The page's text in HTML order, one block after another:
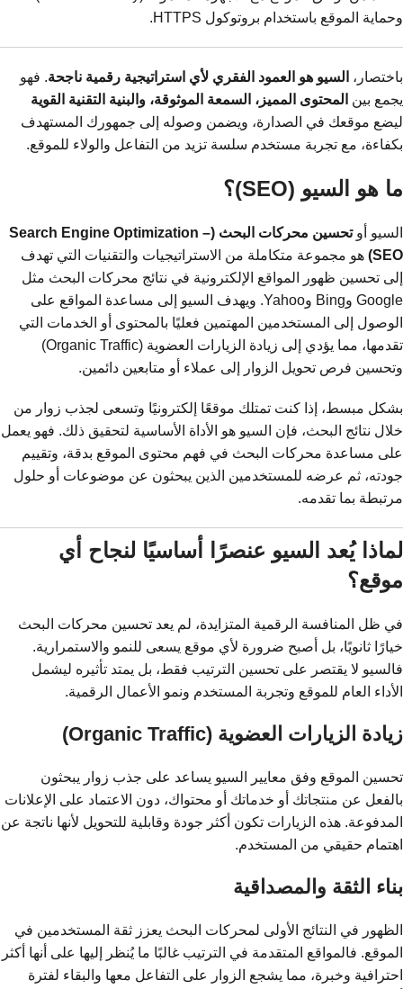
وحماية الموقع باستخدام بروتوكول HTTPS.
باختصار، السيو هو العمود الفقري لأي استراتيجية رقمية ناجحة. فهو
يجمع بين المحتوى المميز، السمعة الموثوقة، والبنية التقنية القوية
ليضع موقعك في الصدارة، ويضمن وصوله إلى جمهورك المستهدف
بكفاءة، مع تجربة مستخدم سلسة تزيد من التفاعل والولاء للموقع.
ما هو السيو (SEO)؟
السيو أو
تحسين محركات البحث (Search Engine Optimization –
SEO) هو مجموعة متكاملة من الاستراتيجيات والتقنيات التي تهدف
إلى تحسين ظهور المواقع الإلكترونية في نتائج محركات البحث مثل
Google وBing وYahoo. ويهدف السيو إلى مساعدة المواقع على
الوصول إلى المستخدمين المهتمين فعليًا بالمحتوى أو الخدمات التي
تقدمها، مما يؤدي إلى زيادة الزيارات العضوية (Organic Traffic)
وتحسين فرص تحويل الزوار إلى عملاء أو متابعين دائمين.
بشكل مبسط، إذا كنت تمتلك موقعًا إلكترونيًا وتسعى لجذب زوار من
خلال نتائج البحث، فإن السيو هو الأداة الأساسية لتحقيق ذلك. فهو يعمل
على مساعدة محركات البحث في فهم محتوى الموقع بدقة، وتقييم
جودته، ثم عرضه للمستخدمين الذين يبحثون عن موضوعات أو حلول
مرتبطة بما تقدمه.
لماذا يُعد السيو عنصرًا أساسيًا لنجاح أي
موقع؟
في ظل المنافسة الرقمية المتزايدة، لم يعد تحسين محركات البحث
خيارًا ثانويًا، بل أصبح ضرورة لأي موقع يسعى للنمو والاستمرارية.
فالسيو لا يقتصر على تحسين الترتيب فقط، بل يمتد تأثيره ليشمل
الأداء العام للموقع وتجربة المستخدم ونمو الأعمال الرقمية.
زيادة الزيارات العضوية (Organic Traffic)
تحسين الموقع وفق معايير السيو يساعد على جذب زوار يبحثون
بالفعل عن منتجاتك أو خدماتك أو محتواك، دون الاعتماد على الإعلانات
المدفوعة. هذه الزيارات تكون أكثر جودة وقابلية للتحويل لأنها ناتجة عن
اهتمام حقيقي من المستخدم.
بناء الثقة والمصداقية
الظهور في النتائج الأولى لمحركات البحث يعزز ثقة المستخدمين في
الموقع. فالمواقع المتقدمة في الترتيب غالبًا ما يُنظر إليها على أنها أكثر
احترافية وخبرة، مما يشجع الزوار على التفاعل معها والبقاء لفترة